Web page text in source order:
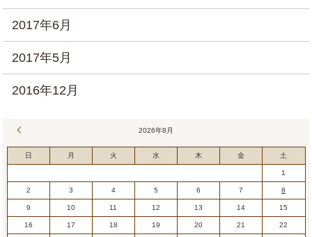
2017年6月
2017年5月
2016年12月
2026年8月
日 月 火 水 木 金 土
1
2 3 4 5 6 7 8
9 10 11 12 13 14 15
16 17 18 19 20 21 22